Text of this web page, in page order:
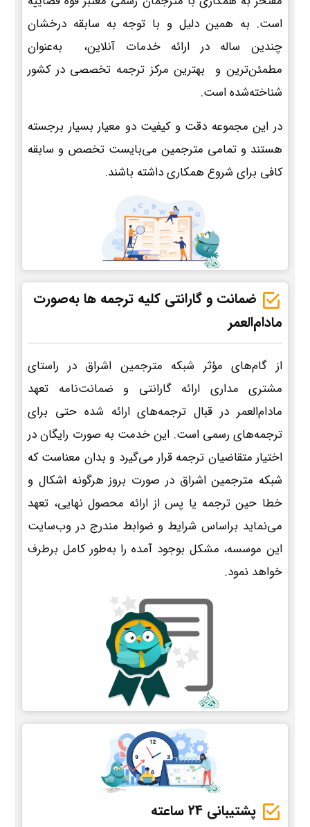
است. به همین دلیل و با توجه به سابقه درخشان
چندین ساله در ارائه خدمات آنلاین، به‌عنوان
مطمئن‌ترین و بهترین مرکز ترجمه تخصصی در کشور
شناخته‌شده است.
در این مجموعه دقت و کیفیت دو معیار بسیار برجسته
هستند و تمامی مترجمین می‌بایست تخصص و سابقه
کافی برای شروع همکاری داشته باشند.
ضمانت و گارانتی کلیه ترجمه ها به‌صورت
مادام‌العمر
از گام‌های مؤثر شبکه مترجمین اشراق در راستای
مشتری مداری ارائه گارانتی و ضمانت‌نامه تعهد
مادام‌العمر در قبال ترجمه‌های ارائه شده حتی برای
ترجمه‌های رسمی است. این خدمت به صورت رایگان در
اختیار متقاضیان ترجمه قرار می‌گیرد و بدان معناست که
شبکه مترجمین اشراق در صورت بروز هرگونه اشکال و
خطا حین ترجمه یا پس از ارائه محصول نهایی، تعهد
می‌نماید براساس شرایط و ضوابط مندرج در وب‌سایت
این موسسه، مشکل بوجود آمده را به‌طور کامل برطرف
خواهد نمود.
پشتیبانی 24 ساعته